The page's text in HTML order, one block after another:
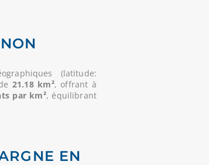
(latitude:
21.18 km², offrant à
par km², équilibrant
EN